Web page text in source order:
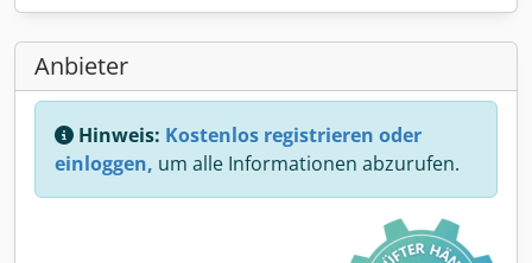
Anbieter
Hinweis: Kostenlos registrieren oder
einloggen, um alle Informationen abzurufen.